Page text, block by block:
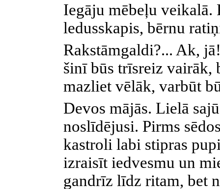
Iegāju mēbeļu veikalā.
ledusskapis, bērnu
Rakstāmgaldi?... Ak,
šinī būs trīsreiz vairāk,
mazliet vēlāk, varbūt
Devos mājās. Lielā
noslīdējusi. Pirms
kastroli labi stipras
izraisīt iedvesmu un
gandrīz līdz ritam, bet